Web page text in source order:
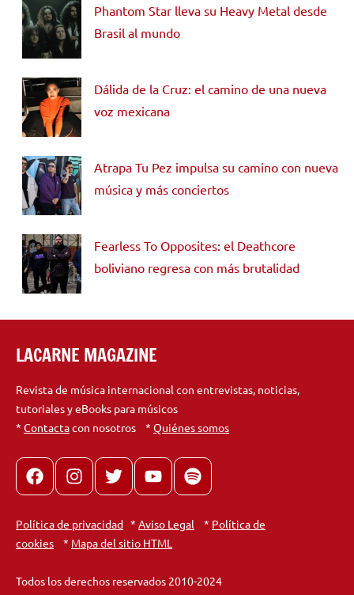
Phantom Star lleva su Heavy Metal desde
Brasil al mundo
Dálida de la Cruz: el camino de una nueva
voz mexicana
Atrapa Tu Pez impulsa su camino con nueva
música y más conciertos
Fearless To Opposites: el Deathcore
boliviano regresa con más brutalidad
LACARNE MAGAZINE
Revista de música internacional con entrevistas, noticias,
tutoriales y eBooks para músicos
* Contactacon nosotros * Quiénes somos
FacebookInstagram
X youtubespotify
Política de privacidad * Aviso Legal * Política de
cookies * Mapa del sitio HTML
Todos los derechos reservados 2010-2024